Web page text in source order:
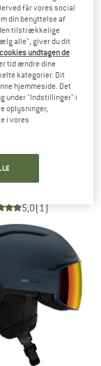
Pure Cat. 2
5,0(1)
får vores social
din benyttelse af
tilstrækkelige
alle", giver du dit
undtagen de
tid ændre dine
kategorier. Dit
hjemmeside. Det
under "Indstillinger" i
oplysninger,
i vores